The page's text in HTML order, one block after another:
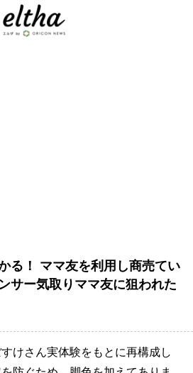
る！ ママ友を利用し商売てい
サー気取りママ友に狙われた
けさん実体験をもとに再構成し